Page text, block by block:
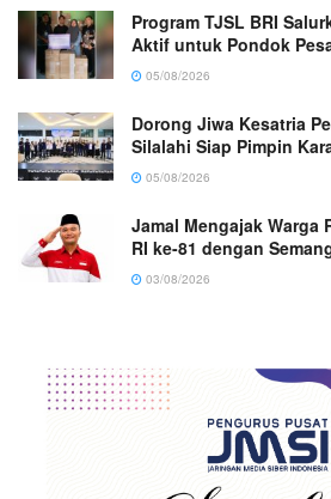
Program TJSL BRI
Aktif untuk Pondok
05/08/2026
Dorong Jiwa Kesatria
Silalahi Siap Pimpin
05/08/2026
Jamal Mengajak Warga
RI ke-81 dengan
03/08/2026